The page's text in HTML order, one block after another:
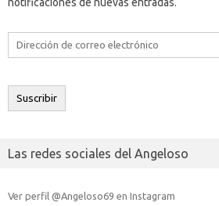
Dirección
electrónico
Suscribir
Las redes sociales del Angeloso
Ver perfil @Angeloso69 en Instagram